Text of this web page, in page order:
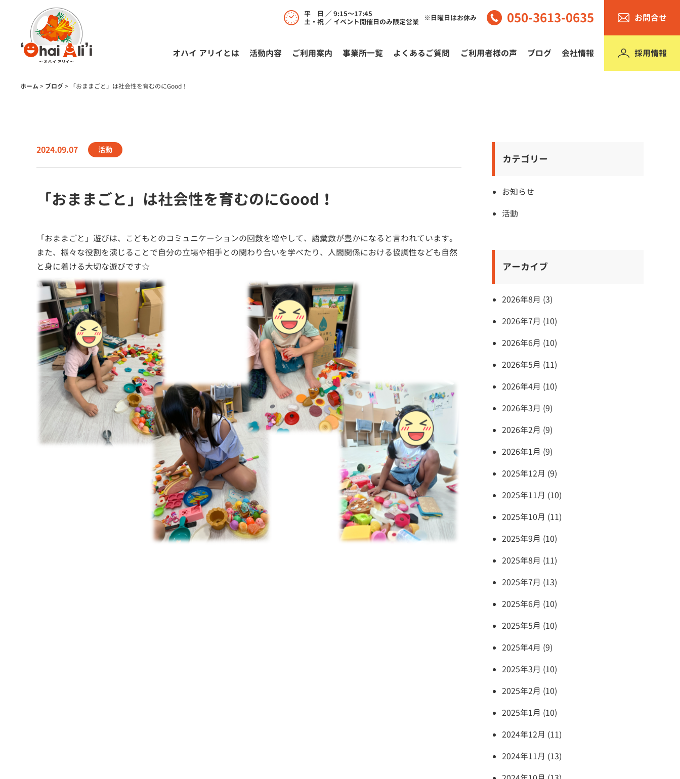
平 日 ／ 9:15～17:45
土・祝 ／ イベント開催日のみ限定営業
※日曜日はお休み 050-3613-0635
オハイ アリイとは 活動内容 ご利⽤案内 事業所一覧 よくあるご質問 ご利用者様の声 ブログ 会社情報
お問合せ
採用情報
ホーム > ブログ> 「おままごと」は社会性を育むのにGood！
2024.09.07 活動
「おままごと」は社会性を育むのにGood！
「おままごと」遊びは、こどもとのコミュニケーションの回数を増やして、語彙数が豊かになると言われています。
また、様々な役割を演じることで自分の立場や相手との関わり合いを学べたり、人間関係における協調性なども自然
と身に着ける大切な遊びです☆
カテゴリー
お知らせ
活動
アーカイブ
2026年8月 (3)
2026年7月 (10)
2026年6月 (10)
2026年5月 (11)
2026年4月 (10)
2026年3月 (9)
2026年2月 (9)
2026年1月 (9)
2025年12月 (9)
2025年11月 (10)
2025年10月 (11)
2025年9月 (10)
2025年8月 (11)
2025年7月 (13)
2025年6月 (10)
2025年5月 (10)
2025年4月 (9)
2025年3月 (10)
2025年2月 (10)
2025年1月 (10)
2024年12月 (11)
2024年11月 (13)